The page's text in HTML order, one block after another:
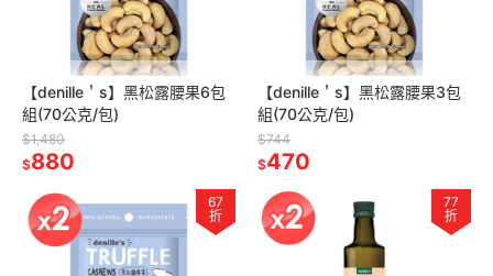
【denille＇s】黑松露腰果6包
組(70公克/包)
$1,480
$880
【denille＇s】黑松露腰果3包
組(70公克/包)
$744
$470
67
折
77
折